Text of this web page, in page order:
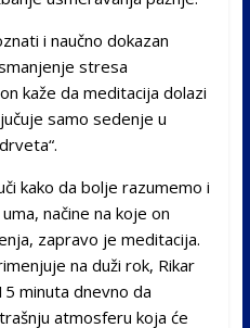
i naučno dokazan
stresa
kaže da meditacija dolazi
samo sedenje u
kako da bolje razumemo i
načine na koje on
zapravo je meditacija.
na duži rok, Rikar
minuta dnevno da
atmosferu koja će